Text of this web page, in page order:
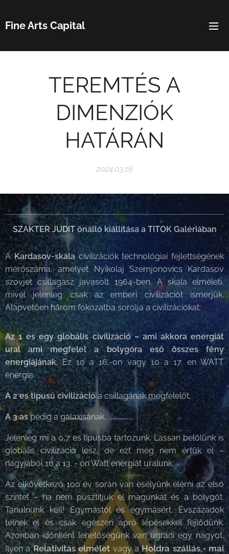
Fine Arts Capital
TEREMTÉS A
DIMENZIÓK
HATÁRÁN
2024.03.16
SZAKTER JUDIT önálló kiállítása a TITOK Galériában
AKardasov-skálacivilizációk technológiai fejlettségének
mérőszáma, amelyet Nyikolaj Szemjonovics Kardasov
szovjet csillagász javasolt 1964-ben. A skála elméleti,
mivel jelenleg csak az emberi civilizációt ismerjük.
Alapvetően három fokozatba sorolja a civilizációkat:
Az 1 es egy globális civilizáció – ami akkora energiát
ural ami megfelel a bolygóra eső összes fény
energiájának.Ez 10 a 16.-on vagy 10 a 17. en WATT
energia.
A 2 es tipusú civilizáció a csillagának megfelelőt,
A 3 aspedig a galaxisának.
Jelenleg mi a 0,7 es típusba tartozunk. Lassan belőlünk is
globális civilizáció lesz, de ezt még nem értük el –
nagyjából 10 a 13. - on Watt energiát uralunk.
Az elkövetkező 100 év során van esélyünk elérni az első
szintet – ha nem pusztítjuk el magunkat és a bolygót.
Tanulnunk kell! Egymástól és egymásért. Évszázadok
telnek el és csak egészen apró lépésekkel fejlődünk.
Azonban időnként lehetőségünk van ugrani egy nagyot.
Ilyen aRelativitás elmélet vagy aHoldra szállás,- mai